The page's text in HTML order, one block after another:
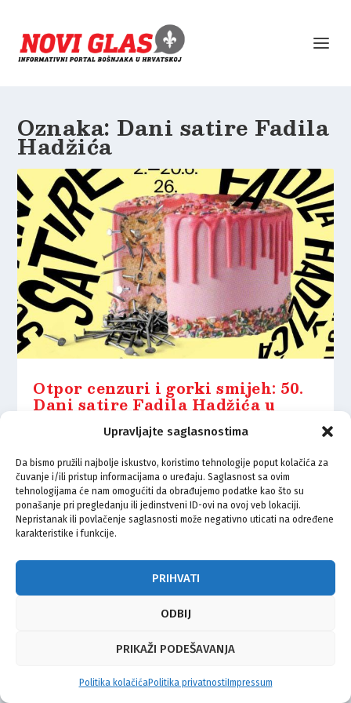
Upravljajte saglasnostima
Da bismo pružili najbolje iskustvo, koristimo tehnologije poput kolačića za
čuvanje i/ili pristup informacijama o uređaju. Saglasnost sa ovim
tehnologijama će nam omogućiti da obrađujemo podatke kao što su
ponašanje pri pregledanju ili jedinstveni ID-ovi na ovoj veb lokaciji.
Nepristanak ili povlačenje saglasnosti može negativno uticati na određene
karakteristike i funkcije.
PRIHVATI
ODBIJ
PRIKAŽI PODEŠAVANJA
Politika kolačićaPolitika privatnosti Impressum
Oznaka: Dani satire Fadila
Hadžića
Otpor cenzuri i gorki smijeh: 50.
Dani satire Fadila Hadžića u